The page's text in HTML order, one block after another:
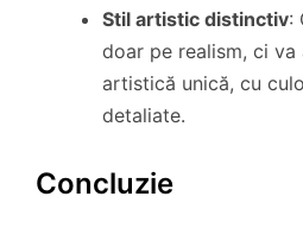
Stil artistic distinctiv:
doar pe realism, ci
artistică unică, cu
detaliate.
Concluzie